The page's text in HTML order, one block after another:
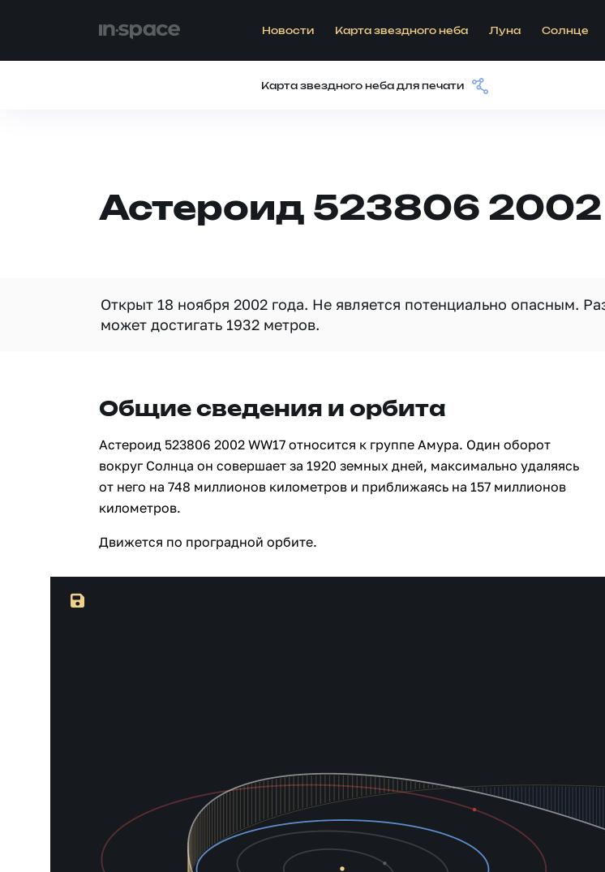
Новости Карта звездного неба Луна Солнце
Карта звездного неба для печати
Астероид 523806 2002
Открыт 18 ноября 2002 года. Не является потенциально опасным.
может достигать 1932 метров.
Общие сведения и орбита
Астероид 523806 2002 WW17 относится к группе Амура. Один оборот
вокруг Солнца он совершает за 1920 земных дней, максимально удаляясь
от него на 748 миллионов километров и приближаясь на 157 миллионов
километров.
Движется по проградной орбите.